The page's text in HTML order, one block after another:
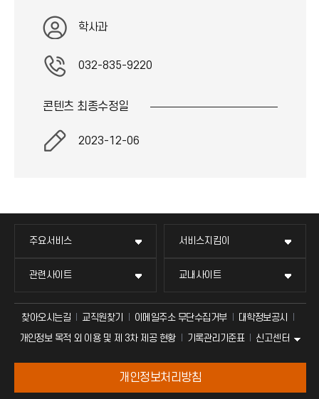
학사과
032-835-9220
콘텐츠 최종수정일
2023-12-06
주요서비스 서비스지킴이
관련사이트 교내사이트
찾아오시는길 교직원찾기 이메일주소 무단수집거부
대학정보공시
개인정보 목적 외 이용 및 제 3차 제공 현황
기록관리기준표 신고센터
개인정보처리방침